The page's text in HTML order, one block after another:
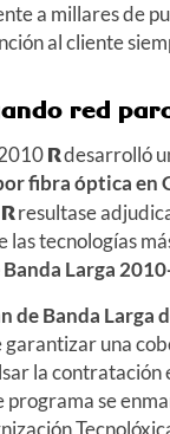
a millares de
al cliente
red
Rdesarrolló
fibra óptica en
Rresultase
tecnologías
Banda Larga
de Banda Larga
una
la
se